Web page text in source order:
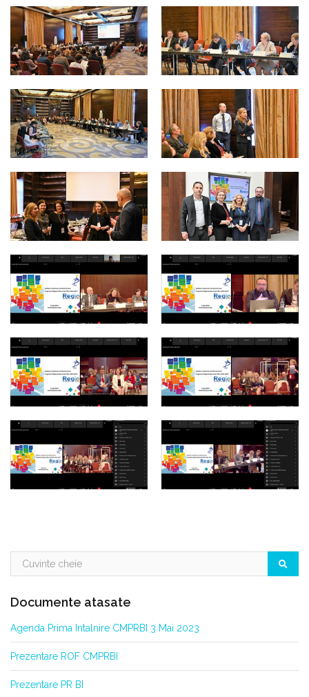
Documente atasate
Agenda Prima Intalnire CMPRBI 3 Mai 2023
Prezentare ROF CMPRBI
Prezentare PR BI